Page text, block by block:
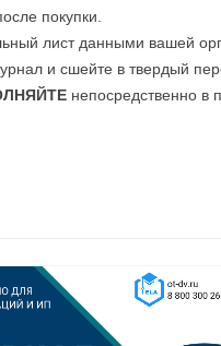
покупки.
лист данными вашей
и сшейте в твердый
непосредственно в